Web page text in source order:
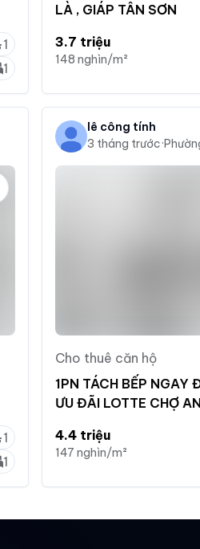
1
1
LÀ , GIÁP TÂN SƠN
3.7 triệu
148 nghìn/m²
1
1
lê công tính
3 tháng trước·
Cho thuê căn hộ
1PN TÁCH BẾP NGAY
ƯU ĐÃI LOTTE CHỢ
4.4 triệu
147 nghìn/m²